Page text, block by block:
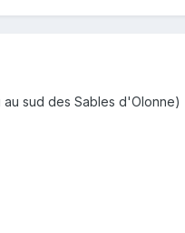
au sud des Sables d'Olonne)